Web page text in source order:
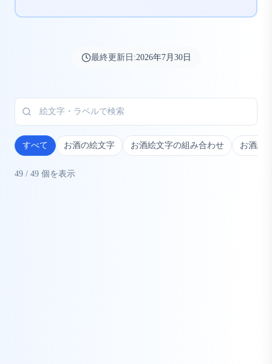
最終更新日:2026年7月30日
すべて お酒の絵文字 お酒絵文字の組み合わせ お酒絵
49 / 49 個を表示